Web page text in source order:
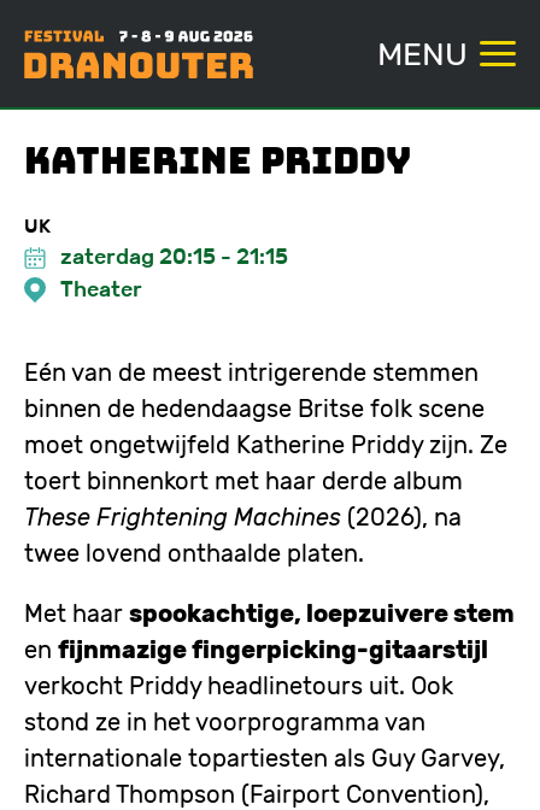
de
inhoud
gaan
MENU
Katherine Priddy
UK
zaterdag 20:15 - 21:15
Theater
Eén van de meest intrigerende stemmen
binnen de hedendaagse Britse folk scene
moet ongetwijfeld Katherine Priddy zijn. Ze
toert binnenkort met haar derde album
These Frightening Machines (2026), na
twee lovend onthaalde platen.
Met haar spookachtige, loepzuivere stem
en fijnmazige fingerpicking-gitaarstijl
verkocht Priddy headlinetours uit. Ook
stond ze in het voorprogramma van
internationale topartiesten als Guy Garvey,
Richard Thompson (Fairport Convention),